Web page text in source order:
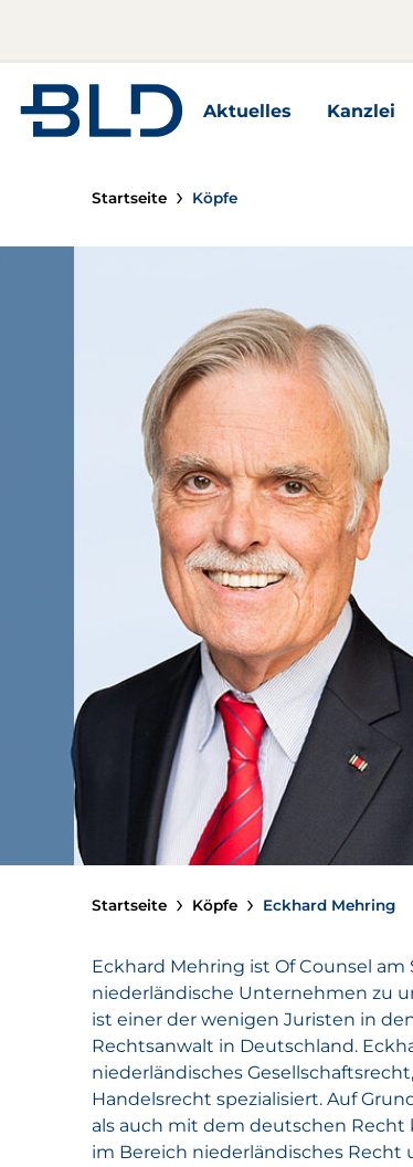
Zur Startseite
Aktuelles Kanzlei
Startseite Köpfe
Startseite Köpfe Eckhard Mehring
Eckhard Mehring ist Of Counsel
niederländische Unternehmen zu
ist einer der wenigen Juristen in
Rechtsanwalt in Deutschland.
niederländisches
Handelsrecht spezialisiert. Auf
als auch mit dem deutschen
im Bereich niederländisches